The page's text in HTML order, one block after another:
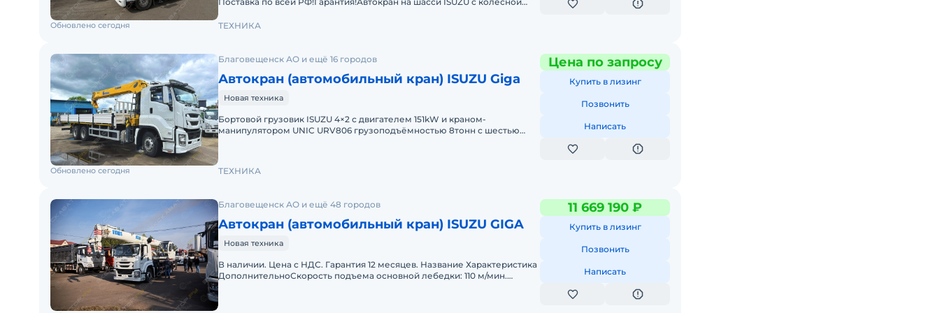
Модель крана: ZTC250V
Частота вращения: поворотной части: 0–3 об/мин
Максимальная скорость поворота: 3 об/мин
Продажа в лизинг!
Поставка по всей РФ!
Гарантия от завода производителя!
Звоните,пишите, обязательно проконсультируем!
Цена с НДС. В наличии. Полная документация. Помогу с доставкой.
Обновлено сегодня ТЕХНИКА
Благовещенск АО и ещё 16 городов
Автокран (автомобильный кран) ISUZU Giga
Новая техника
Бортовой грузовик ISUZU 4×2 с двигателем 151kW и краном-
манипулятором UNIC URV806 грузоподъёмностью 8тонн с шестью
Цена по запросу
Купить в лизинг
Позвонить
Написать
Обновлено сегодня ТЕХНИКА
Благовещенск АО и ещё 48 городов
Автокран (автомобильный кран) ISUZU GIGA
Новая техника
В наличии. Цена с НДС. Гарантия 12 месяцев. Название Характеристика
ДополнительноСкорость подъема основной лебедки: 110 м/мин.
11 669 190 ₽
Купить в лизинг
Позвонить
Написать